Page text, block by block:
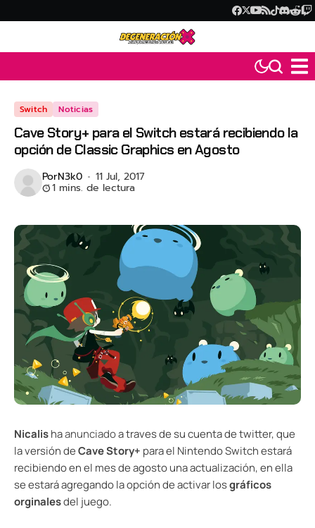
Switch Noticias
Cave Story+ para el Switch estará recibiendo la
opción de Classic Graphics en Agosto
PorN3k0 11 Jul, 2017
1 mins. de lectura
Nicalishaanunciadoa traves de su cuenta de twitter, que
la versión deCave Story+ para el Nintendo Switch estará
recibiendo en el mes de agosto una actualización, en ella
se estará agregando la opción de activar losgráficos
orginalesdel juego.